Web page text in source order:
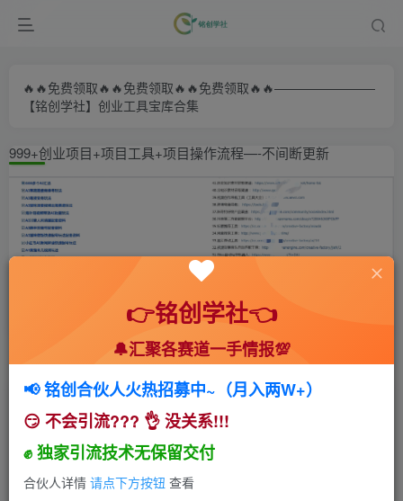
🔥🔥免费领取🔥🔥免费领取🔥🔥免费领取🔥🔥————————
【铭创学社】创业工具宝库合集
999+创业项目+项目工具+项目操作流程—-不间断更新
首页 🍻会员专享 💥实战拆解 正文
视频号常见的账号违规应对办法【创作者必看】
小助手
2年前发布
👉铭创学社👈
🔔汇聚各赛道一手情报💯
📢 铭创合伙人火热招募中~（月入两W+）
😏 不会引流??? 👌 没关系!!!
✊ 独家引流技术无保留交付
合伙人详情 请点下方按钮 查看